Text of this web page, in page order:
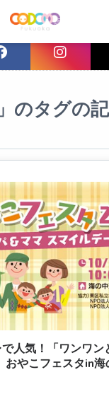
のタグの
で人気！「ワンワン
おやこフェスタin